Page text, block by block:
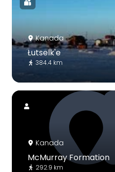
Kanada
Łutselk'e
384.4 km
Kanada
McMurray Formation
292.9 km